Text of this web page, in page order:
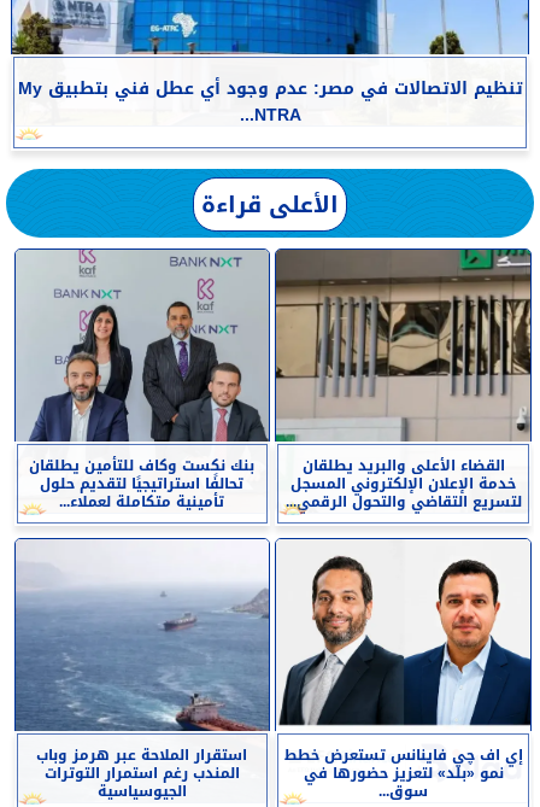
تنظيم الاتصالات في مصر: عدم وجود أي عطل فني بتطبيق My
NTRA...
الأعلى قراءة
القضاء الأعلى والبريد يطلقان
خدمة الإعلان الإلكتروني المسجل
لتسريع التقاضي والتحول الرقمي...
بنك نكست وكاف للتأمين يطلقان
تحالفًا استراتيجيًا لتقديم حلول
تأمينية متكاملة لعملاء...
إي اف چي فاينانس تستعرض خطط
نمو «بلد» لتعزيز حضورها في
سوق...
استقرار الملاحة عبر هرمز وباب
المندب رغم استمرار التوترات
الجيوسياسية